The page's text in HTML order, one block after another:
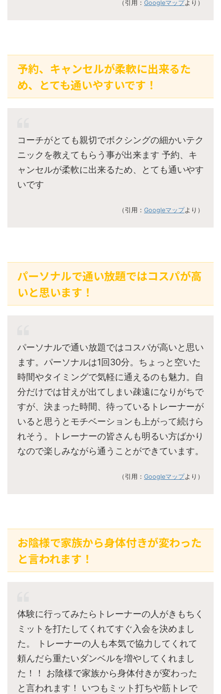
（引用： Googleマップより）
予約、キャンセルが柔軟に出来るた
め、とても通いやすいです！
コーチがとても親切でボクシングの細かいテク
ニックを教えてもらう事が出来ます 予約、キ
ャンセルが柔軟に出来るため、とても通いやす
いです
（引用： Googleマップより）
パーソナルで通い放題ではコスパが高
いと思います！
パーソナルで通い放題ではコスパが高いと思い
ます。パーソナルは1回30分。ちょっと空いた
時間やタイミングで気軽に通えるのも魅力。自
分だけでは甘えが出てしまい疎遠になりがちで
すが、決まった時間、待っているトレーナーが
いると思うとモチベーションも上がって続けら
れそう。トレーナーの皆さんも明るい方ばかり
なので楽しみながら通うことができています。
（引用： Googleマップより）
お陰様で家族から身体付きが変わった
と言われます！
体験に行ってみたらトレーナーの人がきもちく
ミットを打たしてくれてすぐ入会を決めまし
た。 トレーナーの人も本気で協力してくれて
頼んだら重たいダンベルを増やしてくれまし
た！！ お陰様で家族から身体付きが変わった
と言われます！ いつもミット打ちや筋トレで